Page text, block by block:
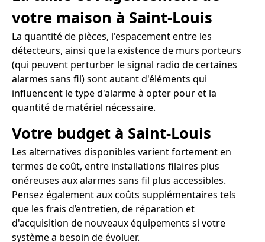
votre maison à Saint-Louis
La quantité de pièces, l'espacement entre les
détecteurs, ainsi que la existence de murs porteurs
(qui peuvent perturber le signal radio de certaines
alarmes sans fil) sont autant d'éléments qui
influencent le type d'alarme à opter pour et la
quantité de matériel nécessaire.
Votre budget à Saint-Louis
Les alternatives disponibles varient fortement en
termes de coût, entre installations filaires plus
onéreuses aux alarmes sans fil plus accessibles.
Pensez également aux coûts supplémentaires tels
que les frais d’entretien, de réparation et
d'acquisition de nouveaux équipements si votre
système a besoin de évoluer.